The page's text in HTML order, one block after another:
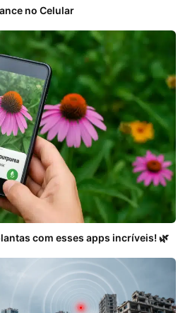
no Celular
com esses apps incríveis! 🌿